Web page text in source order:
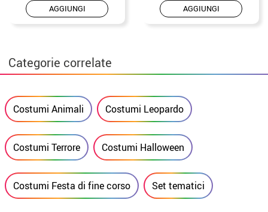
AGGIUNGI AGGIUNGI
Categorie correlate
Costumi Animali Costumi Leopardo
Costumi Terrore Costumi Halloween
Costumi Festa di fine corso Set tematici